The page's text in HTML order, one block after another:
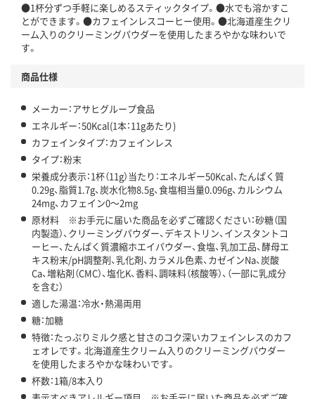
●1杯分ずつ手軽に楽しめるスティックタイプ。●水でも溶かすこ
とができます。●カフェインレスコーヒー使用。●北海道産生クリ
ーム入りのクリーミングパウダーを使用したまろやかな味わいで
す。
商品仕様
メーカー：アサヒグループ食品
エネルギー：50Kcal(1本：11gあたり)
カフェインタイプ：カフェインレス
タイプ：粉末
栄養成分表示：1杯（11g）当たり：エネルギー50Kcal、たんぱく質
0.29g、脂質1.7g、炭水化物8.5g、食塩相当量0.096g、カルシウム
24mg、カフェイン0～2mg
原材料 ※お手元に届いた商品を必ずご確認ください：砂糖（国
内製造）、クリーミングパウダー、デキストリン、インスタントコ
ーヒー、たんぱく質濃縮ホエイパウダー、食塩、乳加工品、酵母エ
キス粉末/pH調整剤、乳化剤、カラメル色素、カゼインNa、炭酸
Ca、増粘剤（CMC）、塩化K、香料、調味料（核酸等）、（一部に乳成分
を含む）
適した湯温：冷水・熱湯両用
糖：加糖
特徴：たっぷりミルク感と甘さのコク深いカフェインレスのカフ
ェオレです。北海道産生クリーム入りのクリーミングパウダー
を使用したまろやかな味わいです。
杯数：1箱/8本入り